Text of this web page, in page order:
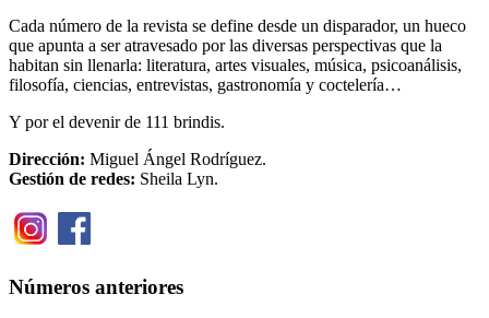
Cada número de la revista se define desde un disparador, un hueco
que apunta a ser atravesado por las diversas perspectivas que la
habitan sin llenarla: literatura, artes visuales, música, psicoanálisis,
filosofía, ciencias, entrevistas, gastronomía y coctelería…
Y por el devenir de 111 brindis.
Dirección: Miguel Ángel Rodríguez.
Gestión de redes: Sheila Lyn.
Números anteriores